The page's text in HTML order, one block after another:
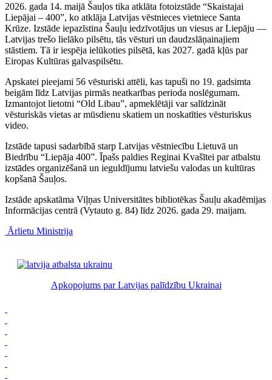
2026. gada 14. maijā Šauļos tika atklāta fotoizstāde “Skaistajai
Liepājai – 400”, ko atklāja Latvijas vēstnieces vietniece Santa
Krūze. Izstāde iepazīstina Šauļu iedzīvotājus un viesus ar Liepāju —
Latvijas trešo lielāko pilsētu, tās vēsturi un daudzslāņainajiem
stāstiem. Tā ir iespēja ielūkoties pilsētā, kas 2027. gadā kļūs par
Eiropas Kultūras galvaspilsētu.
Apskatei pieejami 56 vēsturiski attēli, kas tapuši no 19. gadsimta
beigām līdz Latvijas pirmās neatkarības perioda noslēgumam.
Izmantojot lietotni “Old Libau”, apmeklētāji var salīdzināt
vēsturiskās vietas ar mūsdienu skatiem un noskatīties vēsturiskus
video.
Izstāde tapusi sadarbībā starp Latvijas vēstniecību Lietuvā un
Biedrību “Liepāja 400”. Īpašs paldies Reginai Kvašītei par atbalstu
izstādes organizēšanā un ieguldījumu latviešu valodas un kultūras
kopšanā Šauļos.
Izstāde apskatāma Viļņas Universitātes bibliotēkas Šauļu akadēmijas
Informācijas centrā (Vytauto g. 84) līdz 2026. gada 29. maijam.
Ārlietu Ministrija
Apkopojums par Latvijas palīdzību Ukrainai